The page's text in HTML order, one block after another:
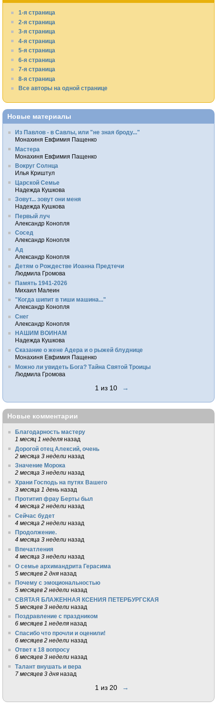
1-я страница
2-я страница
3-я страница
4-я страница
5-я страница
6-я страница
7-я страница
8-я страница
Все авторы на одной странице
Новые материалы
Из Павлов - в Савлы, или "не зная броду..."
Монахиня Евфимия Пащенко
Мастера
Монахиня Евфимия Пащенко
Вокруг Солнца
Илья Криштул
Царской Семье
Надежда Кушкова
Зовут... зовут они меня
Надежда Кушкова
Первый луч
Александр Конопля
Сосед
Александр Конопля
Ад
Александр Конопля
Детям о Рождестве Иоанна Предтечи
Людмила Громова
Память 1941-2026
Михаил Малеин
"Когда шипит в тиши машина..."
Александр Конопля
Снег
Александр Конопля
НАШИМ ВОИНАМ
Надежда Кушкова
Сказание о жене Адера и о рыжей блуднице
Монахиня Евфимия Пащенко
Можно ли увидеть Бога? Тайна Святой Троицы
Людмила Громова
1 из 10 →
Новые комментарии
Благодарность мастеру
1 месяц 1 неделя назад
Дорогой отец Алексий, очень
2 месяца 3 недели назад
Значение Морока
2 месяца 3 недели назад
Храни Господь на путях Вашего
3 месяца 1 день назад
Протитип фрау Берты был
4 месяца 2 недели назад
Сейчас будет
4 месяца 2 недели назад
Продолжение.
4 месяца 3 недели назад
Впечатления
4 месяца 3 недели назад
О семье архимандрита Герасима
5 месяцев 2 дня назад
Почему с эмоциональностью
5 месяцев 2 недели назад
СВЯТАЯ БЛАЖЕННАЯ КСЕНИЯ ПЕТЕРБУРГСКАЯ
5 месяцев 3 недели назад
Поздравление с праздником
6 месяцев 1 неделя назад
Спасибо что прочли и оценили!
6 месяцев 2 недели назад
Ответ к 18 вопросу
6 месяцев 3 недели назад
Талант внушать и вера
7 месяцев 3 дня назад
1 из 20 →